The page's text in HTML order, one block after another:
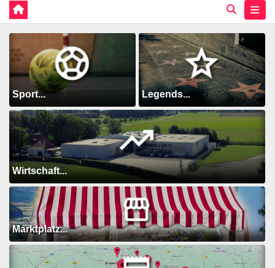
Sport... Legends...
Wirtschaft...
Marktplatz...